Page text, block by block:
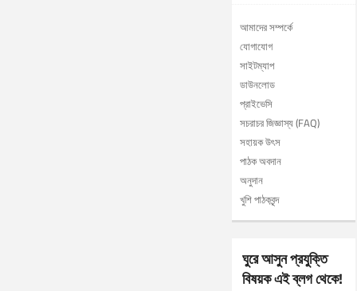
আমাদের সম্পর্কে
যোগাযোগ
সাইটম্যাপ
ডাউনলোড
প্রাইভেসি
সচরাচর জিজ্ঞাস্য (FAQ)
সহায়ক উৎস
পাঠক অবদান
অনুদান
খুশি পাঠকবৃন্দ
ঘুরে আসুন প্রযুক্তি
বিষয়ক এই ব্লগ থেকে!